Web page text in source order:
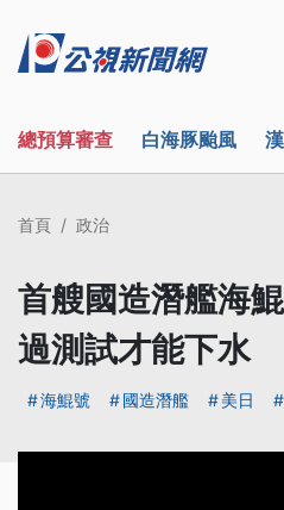
總預算審查 白海豚颱風
首頁 政治
首艘國造潛艦海
過測試才能下水
海鯤號 國造潛艦 美日